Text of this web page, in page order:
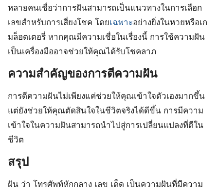
หลายคนเชื่อว่าการฝันสามารถเป็นแนวทางในการเลือก
เลขสำหรับการเสี่ยงโชค โดยเฉพาะอย่างยิ่งในหวยหรือเก
มล็อตเตอรี่ หากคุณมีความเชื่อในเรื่องนี้ การใช้ความฝัน
เป็นเครื่องมืออาจช่วยให้คุณได้รับโชคลาภ
ความสำคัญของการตีความฝัน
การตีความฝันไม่เพียงแค่ช่วยให้คุณเข้าใจตัวเองมากขึ้น
แต่ยังช่วยให้คุณตัดสินใจในชีวิตจริงได้ดีขึ้น การมีความ
เข้าใจในความฝันสามารถนำไปสู่การเปลี่ยนแปลงที่ดีใน
ชีวิต
สรุป
ฝัน ว่า โทรศัพท์หักกลาง เลข เด็ด เป็นความฝันที่มีความ